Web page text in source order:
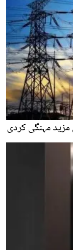
مہنگی کردی